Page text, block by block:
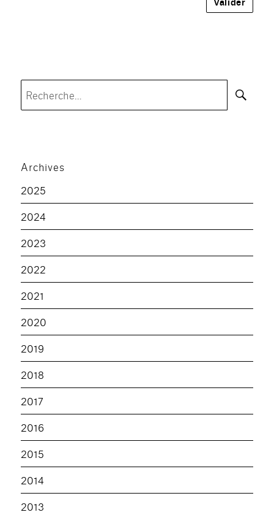
Archives
2025
2024
2023
2022
2021
2020
2019
2018
2017
2016
2015
2014
2013